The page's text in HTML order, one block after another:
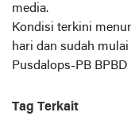
media.
Kondisi terkini
hari dan sudah
Pusdalops-PB
Tag Terkait